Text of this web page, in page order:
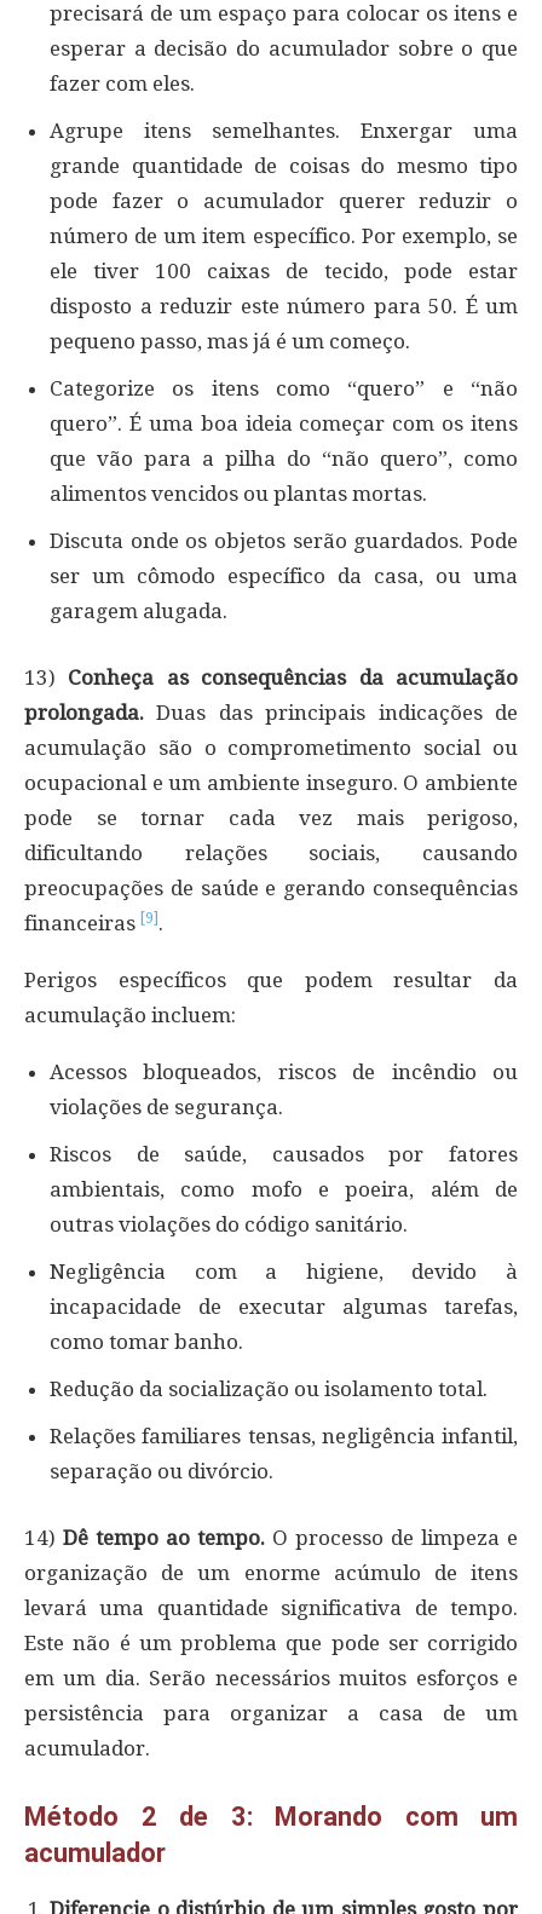
precisará de um espaço para colocar os itens e
esperar a decisão do acumulador sobre o que
fazer com eles.
Agrupe itens semelhantes. Enxergar uma
grande quantidade de coisas do mesmo tipo
pode fazer o acumulador querer reduzir o
número de um item específico. Por exemplo, se
ele tiver 100 caixas de tecido, pode estar
disposto a reduzir este número para 50. É um
pequeno passo, mas já é um começo.
Categorize os itens como “quero” e “não
quero”. É uma boa ideia começar com os itens
que vão para a pilha do “não quero”, como
alimentos vencidos ou plantas mortas.
Discuta onde os objetos serão guardados. Pode
ser um cômodo específico da casa, ou uma
garagem alugada.
13) Conheça as consequências da acumulação
prolongada. Duas das principais indicações de
acumulação são o comprometimento social ou
ocupacional e um ambiente inseguro. O ambiente
pode se tornar cada vez mais perigoso,
dificultando relações sociais, causando
preocupações de saúde e gerando consequências
financeiras [9].
Perigos específicos que podem resultar da
acumulação incluem:
Acessos bloqueados, riscos de incêndio ou
violações de segurança.
Riscos de saúde, causados por fatores
ambientais, como mofo e poeira, além de
outras violações do código sanitário.
Negligência com a higiene, devido à
incapacidade de executar algumas tarefas,
como tomar banho.
Redução da socialização ou isolamento total.
Relações familiares tensas, negligência infantil,
separação ou divórcio.
14) Dê tempo ao tempo. O processo de limpeza e
organização de um enorme acúmulo de itens
levará uma quantidade significativa de tempo.
Este não é um problema que pode ser corrigido
em um dia. Serão necessários muitos esforços e
persistência para organizar a casa de um
acumulador.
Método 2 de 3: Morando com um
acumulador